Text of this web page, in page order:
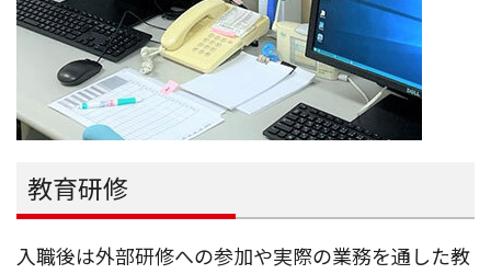
教育研修
入職後は外部研修への参加や実際の業務を通した教